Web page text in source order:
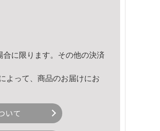
に限ります。その他の決済
よって、商品のお届けにお
いて